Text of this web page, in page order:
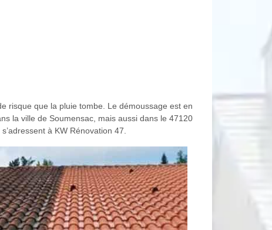
risque que la pluie tombe. Le démoussage est en
la ville de Soumensac, mais aussi dans le 47120
à KW Rénovation 47.